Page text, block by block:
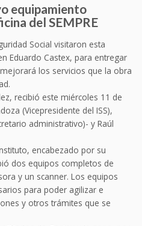
equipamiento
del SEMPRE
Social visitaron esta
Eduardo Castex, para entregar
los servicios que la obra
recibió este miércoles 11 de
(Vicepresidente del ISS),
administrativo)- y Raúl
encabezado por su
dos equipos completos de
y un scanner. Los equipos
para poder agilizar e
y otros trámites que se